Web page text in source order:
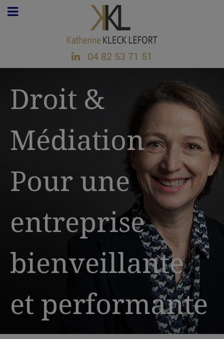
04 82 53 71 51
Droit &
Médiation
Pour une
entreprise
bienveillante
et performante